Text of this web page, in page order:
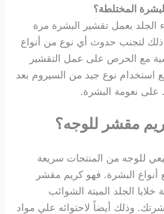
المختلطة؟
الجلد بعمل تقشير البشرة مرة
لتجنب حدوث أي نوع من أنواع
مع الحرص على عمل التقشير
استخدام نوع جيد من السيروم بعد
على نعومة البشرة.
مقشر للوجه؟
للوجه من المنتجات سريعة
البشرة. فهو كريم مقشر
الجلد الميتة الشوائب
وذلك أيضاً لاحتوائه علي مواد